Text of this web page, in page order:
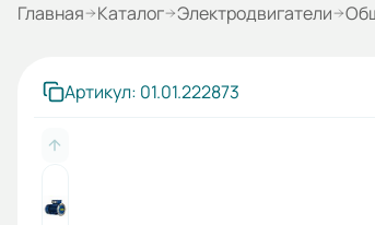
Главная Каталог Электродвигатели
Артикул: 01.01.222873